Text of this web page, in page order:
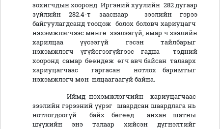
зохигчдын хооронд Иргэний хуулийн 282 дугаар
зүйлийн 282.4-т зааснаар зээлийн гэрээ
байгуулагдсанд тооцож болох боловч хариуцагч
нэхэмжлэгчээс мөнгө зээлээгүй, ямар ч зээлийн
харилцаа үүсээгүй гэсэн тайлбарыг
нэхэмжлэгч үгүйсгээгүйгээс гадна тэдний
хооронд самар бөөндөж өгч авч байсан талаарх
хариуцагчаас гаргасан нотлох баримтыг
нэхэмжлэгч мөн няцаагаагүй байна.
Иймд нэхэмжлэгчийн хариуцагчаас
зээлийн гэрээний үүрэг шаардсан шаардлага нь
нотлогдоогүй байх бөгөөд анхан шатны
шүүхийн энэ талаар хийсэн дүгнэлтийг